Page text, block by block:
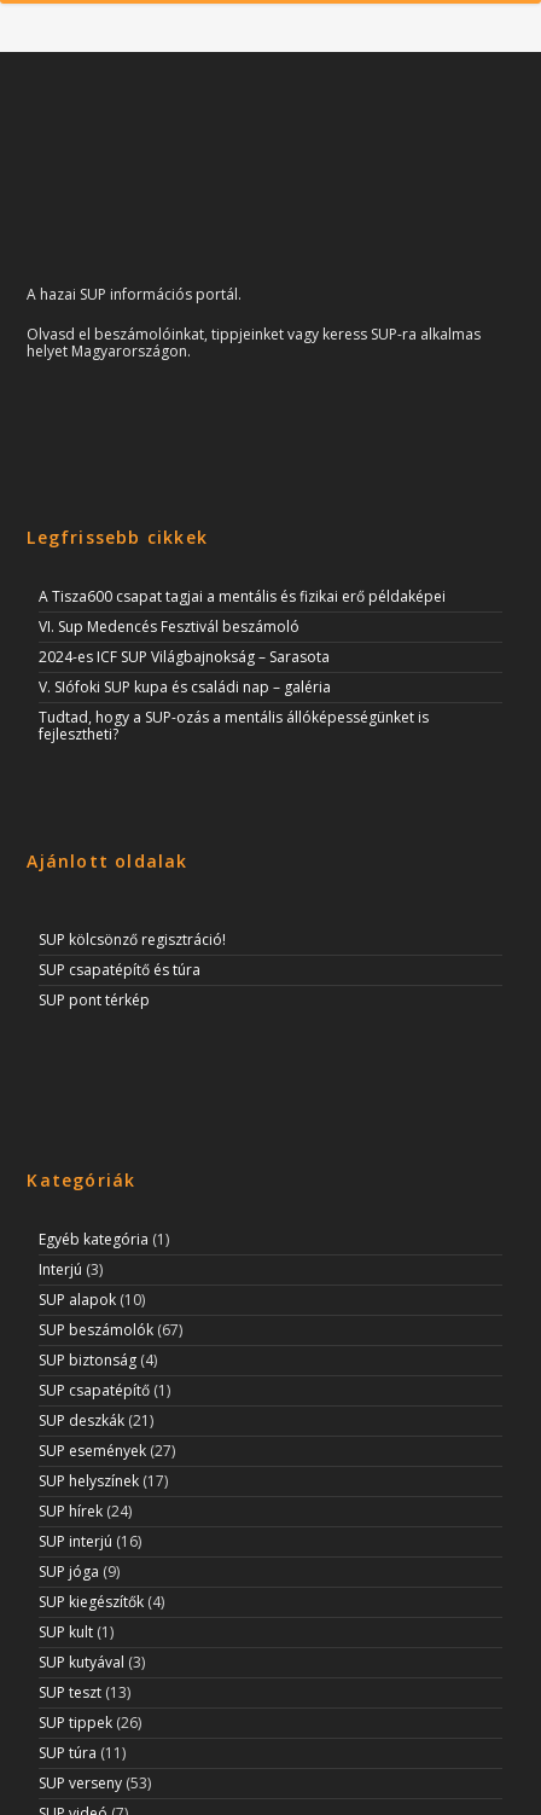
A hazai SUP információs portál.
Olvasd el beszámolóinkat, tippjeinket vagy keress SUP-ra alkalmas
helyet Magyarországon.
Legfrissebb cikkek
A Tisza600 csapat tagjai a mentális és fizikai erő példaképei
VI. Sup Medencés Fesztivál beszámoló
2024-es ICF SUP Világbajnokság – Sarasota
V. SIófoki SUP kupa és családi nap – galéria
Tudtad, hogy a SUP-ozás a mentális állóképességünket is
fejlesztheti?
Ajánlott oldalak
SUP kölcsönző regisztráció!
SUP csapatépítő és túra
SUP pont térkép
Kategóriák
Egyéb kategória (1)
Interjú (3)
SUP alapok (10)
SUP beszámolók (67)
SUP biztonság (4)
SUP csapatépítő (1)
SUP deszkák (21)
SUP események (27)
SUP helyszínek (17)
SUP hírek (24)
SUP interjú (16)
SUP jóga (9)
SUP kiegészítők (4)
SUP kult (1)
SUP kutyával (3)
SUP teszt (13)
SUP tippek (26)
SUP túra (11)
SUP verseny (53)